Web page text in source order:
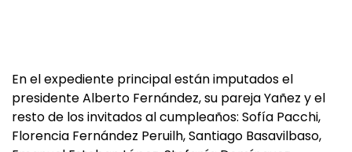
En el expediente principal están imputados el
presidente Alberto Fernández, su pareja Yañez y el
resto de los invitados al cumpleaños: Sofía Pacchi,
Florencia Fernández Peruilh, Santiago Basavilbaso,